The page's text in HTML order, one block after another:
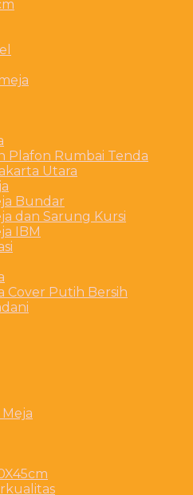
Plafon Rumbai Tenda
Utara
Bundar
dan Sarung Kursi
IBM
Cover Putih Bersih